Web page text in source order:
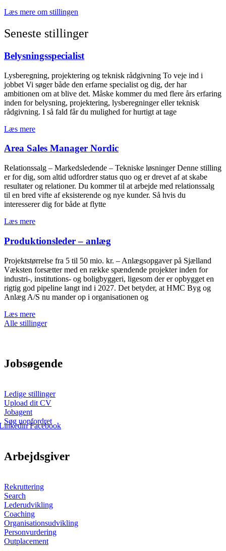
Læs mere om stillingen
Seneste stillinger
Belysningsspecialist
Lysberegning, projektering og teknisk rådgivning To veje ind i
jobbet Vi søger både den erfarne specialist og dig, der har
ambitionen om at blive det. Måske kommer du med flere års erfaring
inden for belysning, projektering, lysberegninger eller teknisk
rådgivning. I så fald får du mulighed for hurtigt at tage
Læs mere
Area Sales Manager Nordic
Relationssalg – Markedsledende – Tekniske løsninger Denne stilling
er for dig, som altid udfordrer status quo og er drevet af at skabe
resultater og relationer. Du kommer til at arbejde med relationssalg
til en bred vifte af eksisterende og nye kunder. Så hvis du
interesserer dig for både at flytte
Læs mere
Produktionsleder – anlæg
Projektstørrelse fra 5 til 50 mio. kr. – Anlægsopgaver på Sjælland
Væksten forsætter med en række spændende projekter inden for
industri-, institutions- og boligbyggeri, ligesom der er opbygget en
rigtig god pipeline langt ind i 2027. Det betyder, at HMC Byg og
Anlæg A/S nu mander op i organisationen og
Læs mere
Alle stillinger
Jobsøgende
Ledige stillinger
Upload dit CV
Jobagent
Søg uopfordret
Facebook
Arbejdsgiver
Rekruttering
Search
Lederudvikling
Coaching
Organisationsudvikling
Personvurdering
Outplacement